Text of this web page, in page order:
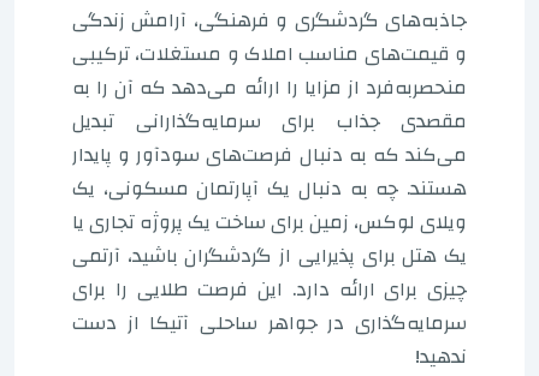
جاذبه‌های گردشگری و فرهنگی، آرامش زندگی
و قیمت‌های مناسب املاک و مستغلات، ترکیبی
منحصربه‌فرد از مزایا را ارائه می‌دهد که آن را به
مقصدی جذاب برای سرمایه‌گذارانی تبدیل
می‌کند که به دنبال فرصت‌های سودآور و پایدار
هستند. چه به دنبال یک آپارتمان مسکونی، یک
ویلای لوکس، زمین برای ساخت یک پروژه تجاری یا
یک هتل برای پذیرایی از گردشگران باشید، آرتمی
چیزی برای ارائه دارد. این فرصت طلایی را برای
سرمایه‌گذاری در جواهر ساحلی آتیکا از دست
ندهید!